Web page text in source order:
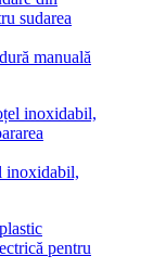
manuală
inoxidabil,